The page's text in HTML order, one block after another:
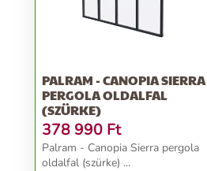
PALRAM - CANOPIA SIERRA
PERGOLA OLDALFAL
(SZÜRKE)
378 990 Ft
Palram - Canopia Sierra pergola
oldalfal (szürke) ...